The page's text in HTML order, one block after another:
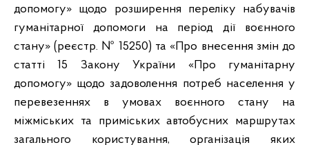
допомогу» щодо розширення переліку набувачів
гуманітарної допомоги на період дії воєнного
стану» (реєстр. № 15250) та «Про внесення змін до
статті 15 Закону України «Про гуманітарну
допомогу» щодо задоволення потреб населення у
перевезеннях в умовах воєнного стану на
міжміських та приміських автобусних маршрутах
загального користування, організація яких